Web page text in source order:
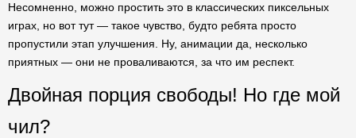
Несомненно, можно простить это в классических пиксельных
играх, но вот тут — такое чувство, будто ребята просто
пропустили этап улучшения. Ну, анимации да, несколько
приятных — они не проваливаются, за что им респект.
Двойная порция свободы! Но где мой
чил?